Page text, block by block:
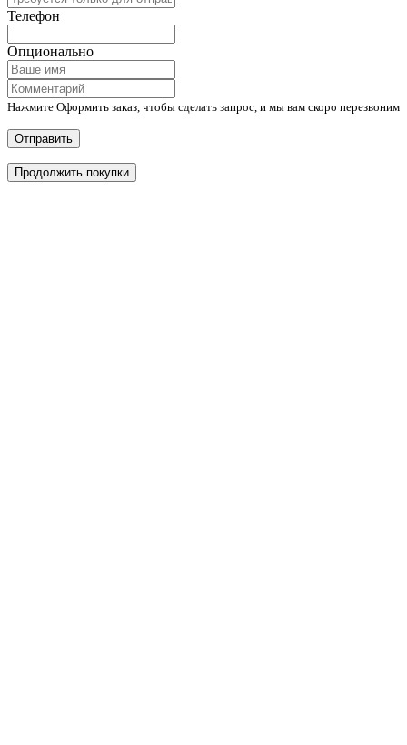
Телефон
Опционально
Нажмите Оформить заказ, чтобы сделать запрос, и мы вам скоро перезвоним
Отправить
Продолжить покупки